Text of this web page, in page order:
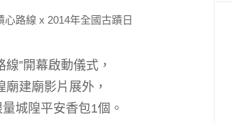
”開幕啟動儀式，
建廟影片展外，
城隍平安香包1個。